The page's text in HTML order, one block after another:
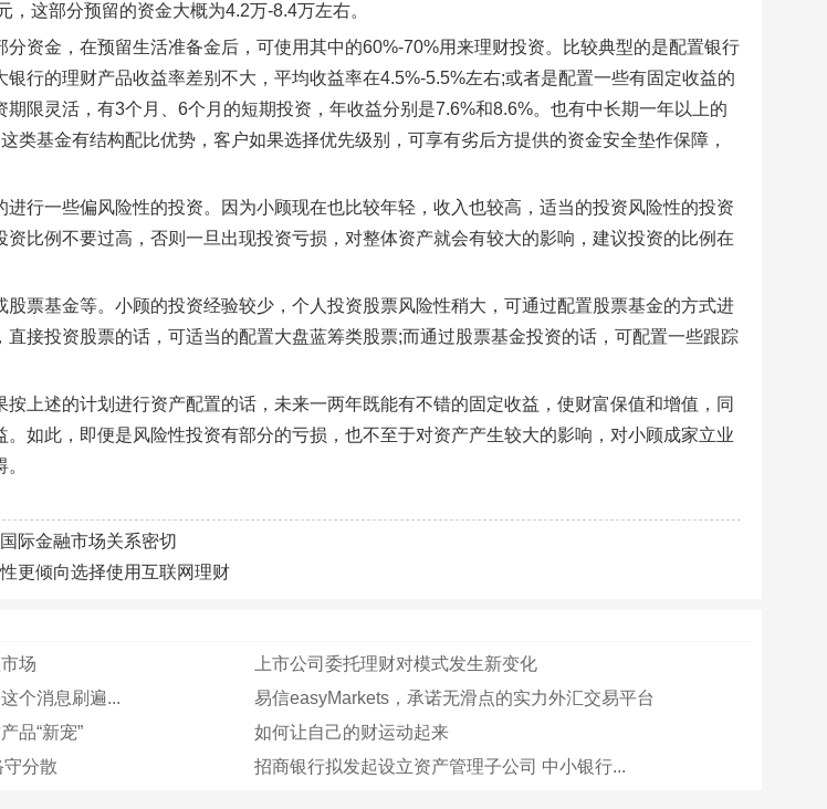
这部分预留的资金大概为4.2万-8.4万左右。
资金，在预留生活准备金后，可使用其中的60%-70%用来理财投资。比较典型的是配置银行
行的理财产品收益率差别不大，平均收益率在4.5%-5.5%左右;或者是配置一些有固定收益的
限灵活，有3个月、6个月的短期投资，年收益分别是7.6%和8.6%。也有中长期一年以上的
类基金有结构配比优势，客户如果选择优先级别，可享有劣后方提供的资金安全垫作保障，
行一些偏风险性的投资。因为小顾现在也比较年轻，收入也较高，适当的投资风险性的投资
比例不要过高，否则一旦出现投资亏损，对整体资产就会有较大的影响，建议投资的比例在
票基金等。小顾的投资经验较少，个人投资股票风险性稍大，可通过配置股票基金的方式进
接投资股票的话，可适当的配置大盘蓝筹类股票;而通过股票基金投资的话，可配置一些跟踪
按上述的计划进行资产配置的话，未来一两年既能有不错的固定收益，使财富保值和增值，同
如此，即便是风险性投资有部分的亏损，也不至于对资产产生较大的影响，对小顾成家立业
际金融市场关系密切
更倾向选择使用互联网理财
场
上市公司委托理财对模式发生新变化
个消息刷遍...
易信easyMarkets，承诺无滑点的实力外汇交易平台
品“新宠”
如何让自己的财运动起来
守分散
招商银行拟发起设立资产管理子公司 中小银行...